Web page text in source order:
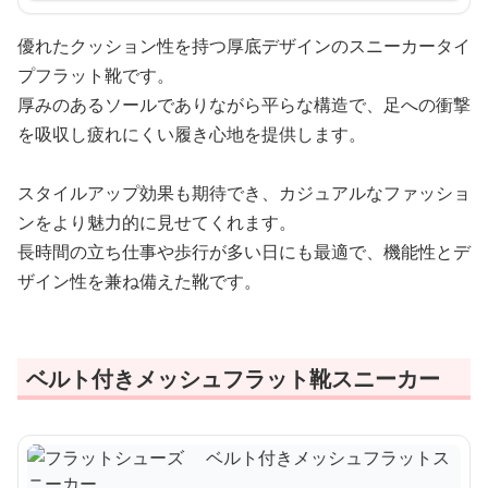
優れたクッション性を持つ厚底デザインのスニーカータイ
プフラット靴です。
厚みのあるソールでありながら平らな構造で、足への衝撃
を吸収し疲れにくい履き心地を提供します。
スタイルアップ効果も期待でき、カジュアルなファッショ
ンをより魅力的に見せてくれます。
長時間の立ち仕事や歩行が多い日にも最適で、機能性とデ
ザイン性を兼ね備えた靴です。
ベルト付きメッシュフラット靴スニーカー